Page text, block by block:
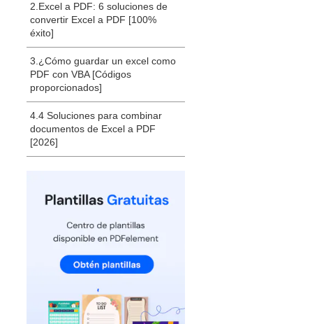
2.Excel a PDF: 6 soluciones de
convertir Excel a PDF [100%
éxito]
3.¿Cómo guardar un excel como
PDF con VBA [Códigos
proporcionados]
4.4 Soluciones para combinar
documentos de Excel a PDF
[2026]